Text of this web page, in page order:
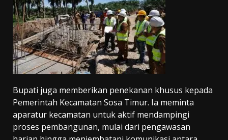
Bupati juga memberikan penekanan khusus kepada
Pemerintah Kecamatan Sosa Timur. Ia meminta
aparatur kecamatan untuk aktif mendampingi
proses pembangunan, mulai dari pengawasan